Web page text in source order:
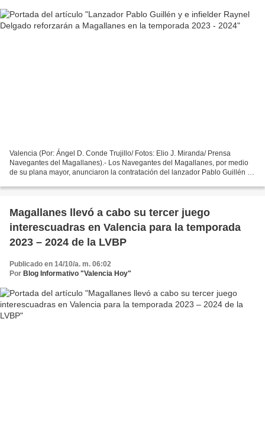
Valencia (Por: Ángel D. Conde Trujillo/ Fotos: Elio J. Miranda/ Prensa
Navegantes del Magallanes).- Los Navegantes del Magallanes, por medio
de su plana mayor, anunciaron la contratación del lanzador Pablo Guillén y
Magallanes llevó a cabo su tercer juego
interescuadras en Valencia para la temporada
2023 – 2024 de la LVBP
Publicado en 14/10/a. m. 06:02
Por Blog Informativo "Valencia Hoy"